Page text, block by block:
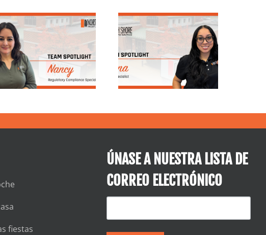
Equipo destacado:
Elena,
Departamento de
Gestión de
Préstamos
En primer plano:
Conoce a Nick
Phillips | North
Shore Trust &
Savings
fiestas
ÚNASE A NUESTRA LISTA DE
CORREO ELECTRÓNICO